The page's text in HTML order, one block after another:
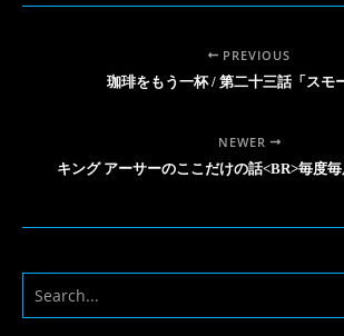
PREVIOUS
珈琲をもう一杯 / 第二十三話「スモ
NEWER
キング アーサーのここだけの話<BR>毎度